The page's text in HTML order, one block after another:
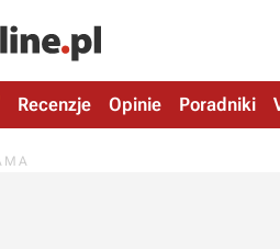
Recenzje Opinie Poradniki